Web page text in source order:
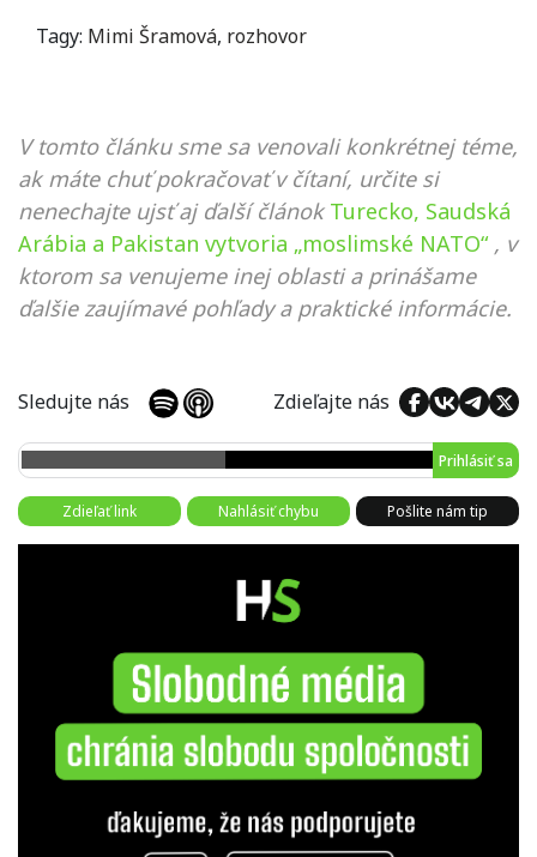
Tagy: Mimi Šramová, rozhovor
V tomto článku sme sa venovali konkrétnej téme,
ak máte chuť pokračovať v čítaní, určite si
nenechajte ujsť aj ďalší článok Turecko, Saudská
Arábia a Pakistan vytvoria „moslimské NATO“ , v
ktorom sa venujeme inej oblasti a prinášame
ďalšie zaujímavé pohľady a praktické informácie.
Sledujte nás Zdieľajte nás
Prihlásiť sa
Zdieľať link Nahlásiť chybu Pošlite nám tip